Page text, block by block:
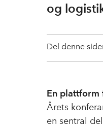
og
Del denne
En plattform
Årets
en sentral